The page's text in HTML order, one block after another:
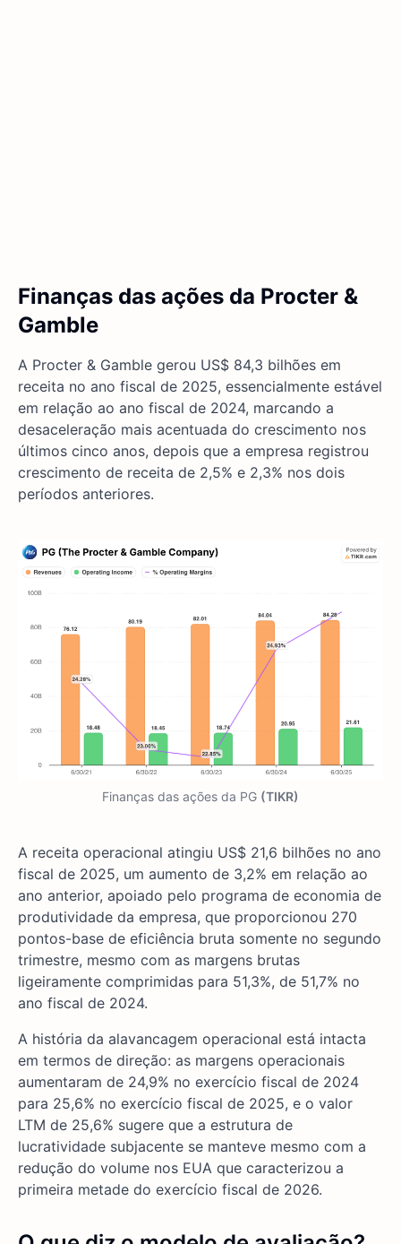
Finanças das ações da Procter &
Gamble
A Procter & Gamble gerou US$ 84,3 bilhões em
receita no ano fiscal de 2025, essencialmente estável
em relação ao ano fiscal de 2024, marcando a
desaceleração mais acentuada do crescimento nos
últimos cinco anos, depois que a empresa registrou
crescimento de receita de 2,5% e 2,3% nos dois
períodos anteriores.
Finanças das ações da PG (TIKR)
A receita operacional atingiu US$ 21,6 bilhões no ano
fiscal de 2025, um aumento de 3,2% em relação ao
ano anterior, apoiado pelo programa de economia de
produtividade da empresa, que proporcionou 270
pontos-base de eficiência bruta somente no segundo
trimestre, mesmo com as margens brutas
ligeiramente comprimidas para 51,3%, de 51,7% no
ano fiscal de 2024.
A história da alavancagem operacional está intacta
em termos de direção: as margens operacionais
aumentaram de 24,9% no exercício fiscal de 2024
para 25,6% no exercício fiscal de 2025, e o valor
LTM de 25,6% sugere que a estrutura de
lucratividade subjacente se manteve mesmo com a
redução do volume nos EUA que caracterizou a
primeira metade do exercício fiscal de 2026.